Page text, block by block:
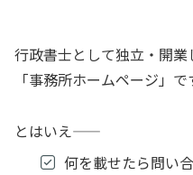
行政書士として独立・開
「事務所ホームページ」で
とはいえ――
何を載せたら問い